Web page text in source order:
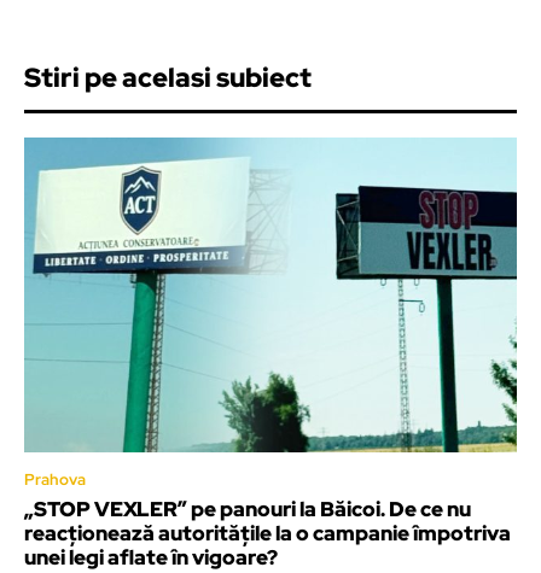
Stiri pe acelasi subiect
Prahova
„STOP VEXLER” pe panouri la Băicoi. De ce nu
reacționează autoritățile la o campanie împotriva
unei legi aflate în vigoare?